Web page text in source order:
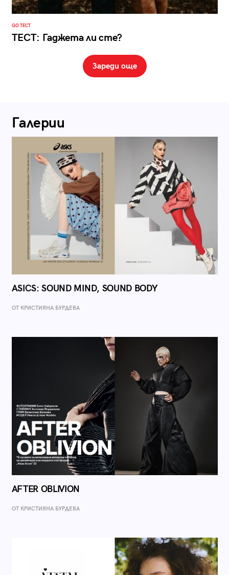
GO ТЕСТ
ТЕСТ: Гаджета ли сте?
Зареди още
Галерии
ASICS: SOUND MIND, SOUND BODY
ОТ КРИСТИЯНА БУРДЕВА
AFTER OBLIVION
ОТ КРИСТИЯНА БУРДЕВА